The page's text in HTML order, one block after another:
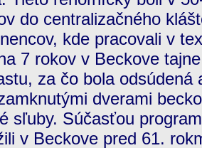
do centralizačného
kde pracovali v
7 rokov v Beckove
za čo bola odsúdená
dverami
sľuby. Súčasťou
v Beckove pred 61.